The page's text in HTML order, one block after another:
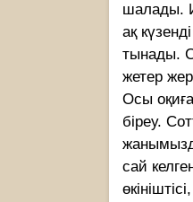
шалады.
ақ
тынады.
жетер
Осы оқиға
біреу.
сай